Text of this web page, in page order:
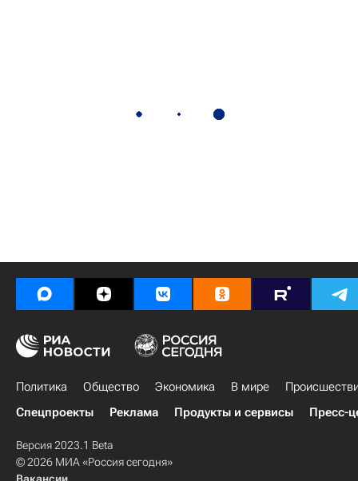
Политика Общество Экономика В мире
Спецпроекты
Реклама Продукты и сервисы Пресс-
Версия 2023.1 Beta
© 2026 МИА «Россия сегодня»